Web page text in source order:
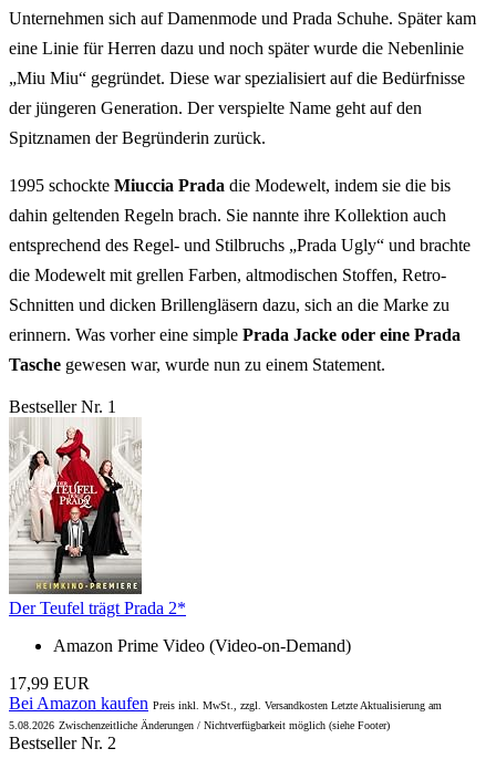
Unternehmen sich auf Damenmode und Prada Schuhe. Später kam
eine Linie für Herren dazu und noch später wurde die Nebenlinie
„Miu Miu“ gegründet. Diese war spezialisiert auf die Bedürfnisse
der jüngeren Generation. Der verspielte Name geht auf den
Spitznamen der Begründerin zurück.
1995 schockte Miuccia Prada die Modewelt, indem sie die bis
dahin geltenden Regeln brach. Sie nannte ihre Kollektion auch
entsprechend des Regel- und Stilbruchs „Prada Ugly“ und brachte
die Modewelt mit grellen Farben, altmodischen Stoffen, Retro-
Schnitten und dicken Brillengläsern dazu, sich an die Marke zu
erinnern. Was vorher eine simple Prada Jacke oder eine Prada
Tasche gewesen war, wurde nun zu einem Statement.
Bestseller Nr. 1
Der Teufel trägt Prada 2*
Amazon Prime Video (Video-on-Demand)
17,99 EUR
Bei Amazon kaufen Preis inkl. MwSt., zzgl. Versandkosten Letzte Aktualisierung am
5.08.2026 Zwischenzeitliche Änderungen / Nichtverfügbarkeit möglich (siehe Footer)
Bestseller Nr. 2